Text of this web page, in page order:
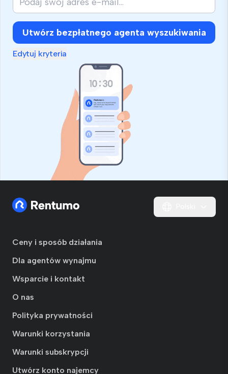
Utwórz bezpłatnego agenta wyszukiwania
Edytuj kryteria
Ceny i sposób działania
Dla agentów wynajmu
Wsparcie i kontakt
O nas
Polityka prywatności
Warunki korzystania
Warunki subskrypcji
Utwórz konto najemcy